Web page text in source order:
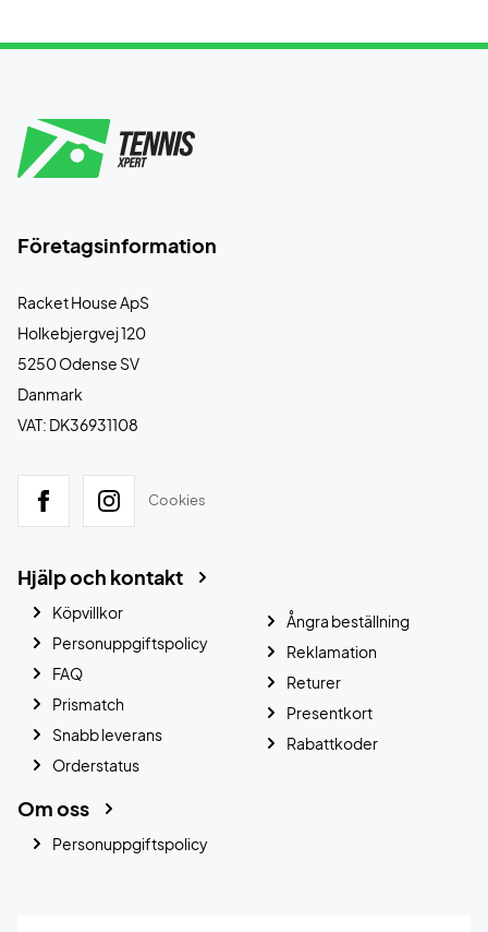
Företagsinformation
Racket House ApS
Holkebjergvej 120
5250 Odense SV
Danmark
VAT: DK36931108
Cookies
Hjälp och kontakt
Köpvillkor
Personuppgiftspolicy
FAQ
Prismatch
Snabb leverans
Orderstatus
Ångra beställning
Reklamation
Returer
Presentkort
Rabattkoder
Om oss
Personuppgiftspolicy